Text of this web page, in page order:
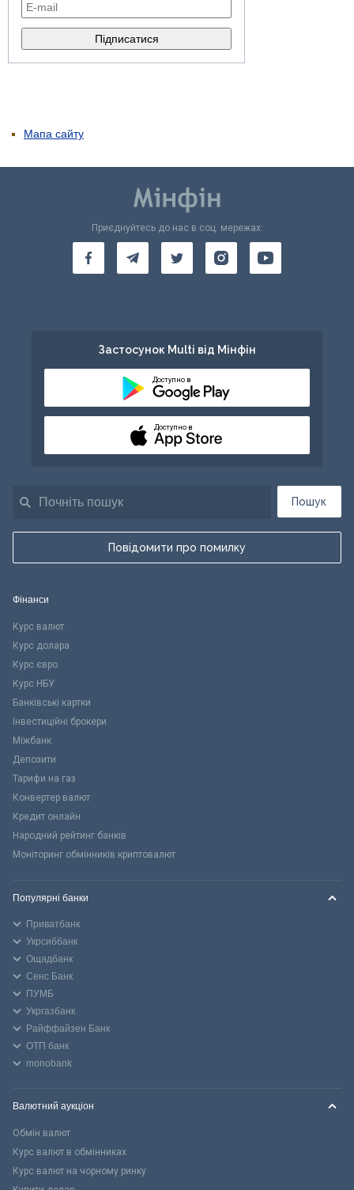
Мапа сайту
Пошук
Повідомити про помилку
Приєднуйтесь до нас в соц. мережах:
Застосунок Multi від Мінфін
Доступно в
Доступно в
Фінанси
Курс валют
Курс долара
Курс євро
Курс НБУ
Банківські картки
Інвестиційні брокери
Міжбанк
Депозити
Тарифи на газ
Конвертер валют
Кредит онлайн
Народний рейтинг банків
Моніторинг обмінників криптовалют
Популярні банки
Приватбанк
Укрсиббанк
Ощадбанк
Сенс Банк
ПУМБ
Укргазбанк
Райффайзен Банк
ОТП банк
monobank
Валютний аукціон
Обмін валют
Курс валют в обмінниках
Курс валют на чорному ринку